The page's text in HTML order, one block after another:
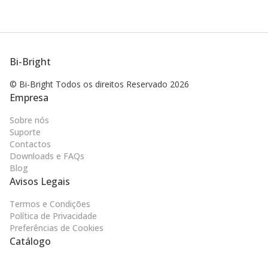
Bi-Bright
© Bi-Bright Todos os direitos Reservado 2026
Empresa
Sobre nós
Suporte
Contactos
Downloads e FAQs
Blog
Avisos Legais
Termos e Condições
Política de Privacidade
Preferências de Cookies
Catálogo